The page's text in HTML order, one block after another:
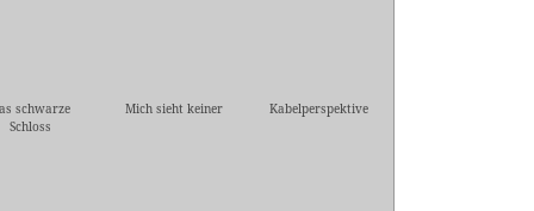
schwarze
Schloss
Mich sieht keiner Kabelperspektive